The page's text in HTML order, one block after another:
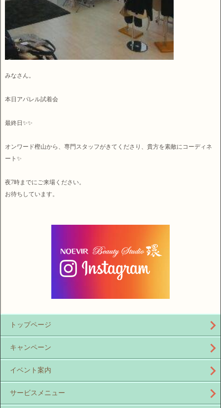
みなさん。
本日アパレル試着会
最終日✨✨
オンワード樫山から、専門スタッフがきてくださり、貴方を素敵にコーディネ
ート✨
夜7時までにご来場ください。
お待ちしています。
トップページ
キャンペーン
イベント案内
サービスメニュー